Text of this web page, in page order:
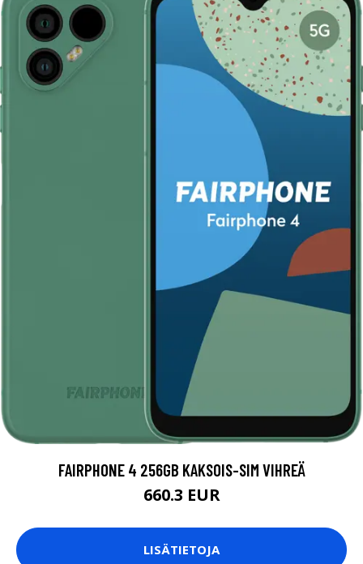
FAIRPHONE 4 256GB KAKSOIS-SIM VIHREÄ
660.3 EUR
LISÄTIETOJA